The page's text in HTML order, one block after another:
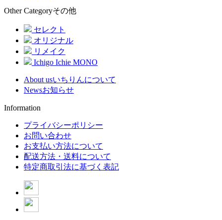
Other Categoryその他
セレクト
オリジナル
リメイク
Ichigo Ichie MONO
About usいちりんについて
Newsお知らせ
Information
プライバシーポリシー
お問い合わせ
お支払い方法について
配送方法・送料について
特定商取引法に基づく表記